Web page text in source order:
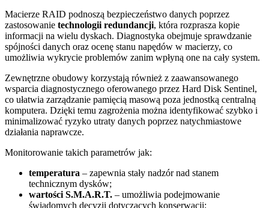
Macierze RAID podnoszą bezpieczeństwo danych poprzez
zastosowanie technologii redundancji, która rozprasza kopie
informacji na wielu dyskach. Diagnostyka obejmuje sprawdzanie
spójności danych oraz ocenę stanu napędów w macierzy, co
umożliwia wykrycie problemów zanim wpłyną one na cały system.
Zewnętrzne obudowy korzystają również z zaawansowanego
wsparcia diagnostycznego oferowanego przez Hard Disk Sentinel,
co ułatwia zarządzanie pamięcią masową poza jednostką centralną
komputera. Dzięki temu zagrożenia można identyfikować szybko i
minimalizować ryzyko utraty danych poprzez natychmiastowe
działania naprawcze.
Monitorowanie takich parametrów jak:
temperatura – zapewnia stały nadzór nad stanem
technicznym dysków;
wartości S.M.A.R.T. – umożliwia podejmowanie
świadomych decyzji dotyczących konserwacji;